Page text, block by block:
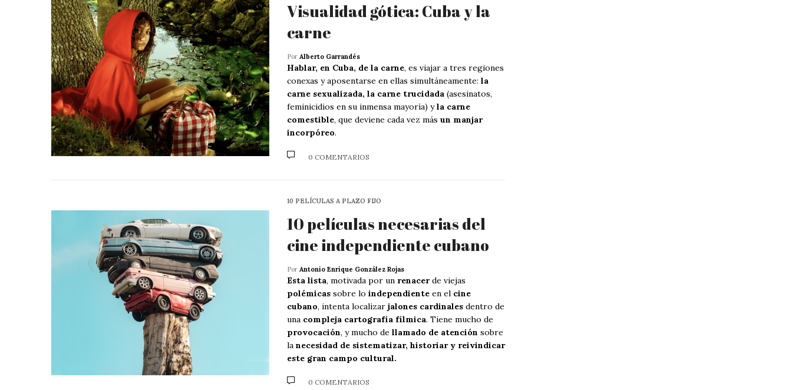
Visualidad gótica: Cuba y la
carne
Por Alberto Garrandés
Hablar, en Cuba, de la carne, es viajar a tres regiones
conexas y aposentarse en ellas simultáneamente: la
carne sexualizada, la carne trucidada (asesinatos,
feminicidios en su inmensa mayoría) yla carne
comestible, que deviene cada vez más un manjar
incorpóreo.
0 COMENTARIOS
10 PELÍCULAS A PLAZO FIJO
10 películas necesarias del
cine independiente cubano
Por Antonio Enrique González Rojas
Esta lista, motivada por un renacerde viejas
polémicas sobre lo independiente en el cine
cubano, intenta localizar jalones cardinales dentro de
una compleja cartografía fílmica. Tiene mucho de
provocación, y mucho de llamado de atención sobre
la necesidad de sistematizar, historiar y reivindicar
este gran campo cultural.
0 COMENTARIOS